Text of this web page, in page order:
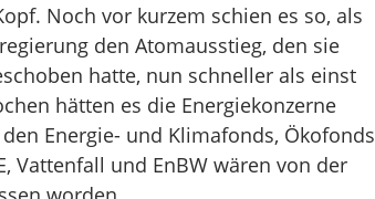
Noch vor kurzem schien es so, als
den Atomausstieg, den sie
hatte, nun schneller als einst
hätten es die Energiekonzerne
Energie- und Klimafonds, Ökofonds
Vattenfall und EnBW wären von der